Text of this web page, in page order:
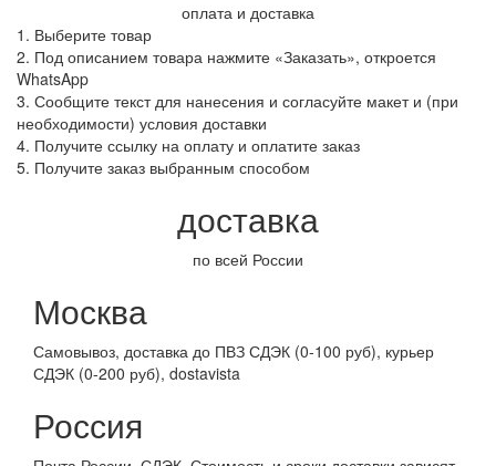
оплата и доставка
1. Выберите товар
2. Под описанием товара нажмите «Заказать», откроется
WhatsApp
3. Сообщите текст для нанесения и согласуйте макет и (при
необходимости) условия доставки
4. Получите ссылку на оплату и оплатите заказ
5. Получите заказ выбранным способом
доставка
по всей России
Москва
Самовывоз, доставка до ПВЗ СДЭК (0-100 руб), курьер
СДЭК (0-200 руб), dostavista
Россия